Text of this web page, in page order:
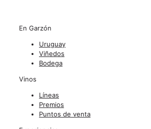
En Garzón
Uruguay
Viñedos
Bodega
Vinos
Líneas
Premios
Puntos de venta